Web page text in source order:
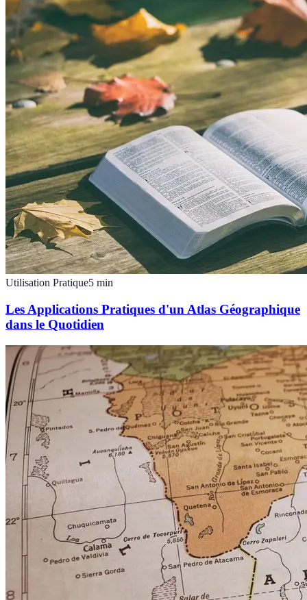
Utilisation Pratique5 min
Les Applications Pratiques d'un Atlas Géographique
dans le Quotidien